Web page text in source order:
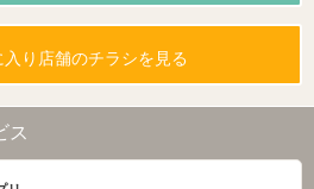
入り店舗のチラシを見る
ス